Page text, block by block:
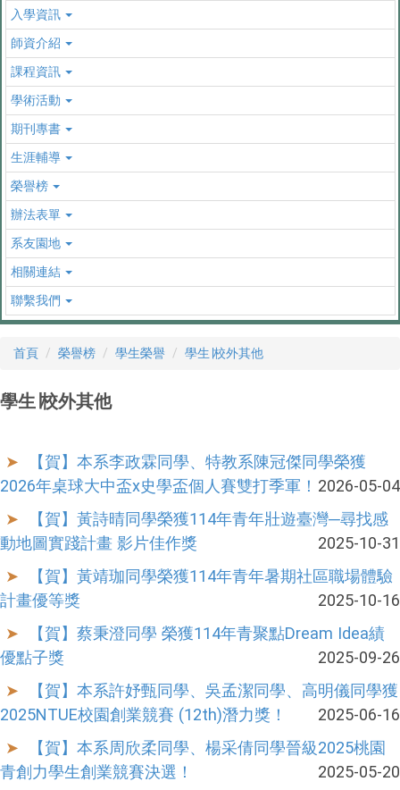
入學資訊
師資介紹
課程資訊
學術活動
期刊專書
生涯輔導
榮譽榜
辦法表單
系友園地
相關連結
聯繫我們
首頁 榮譽榜 學生榮譽 學生∣校外其他
學生∣校外其他
【賀】本系李政霖同學、特教系陳冠傑同學榮獲
2026年桌球大中盃x史學盃個人賽雙打季軍！ 2026-05-04
【賀】黃詩晴同學榮獲114年青年壯遊臺灣─尋找感
動地圖實踐計畫 影片佳作獎
2025-10-31
【賀】黃靖珈同學榮獲114年青年暑期社區職場體驗
計畫優等獎
2025-10-16
【賀】蔡秉澄同學 榮獲114年青聚點Dream Idea績
優點子獎
2025-09-26
【賀】本系許妤甄同學、吳孟潔同學、高明儀同學獲
2025NTUE校園創業競賽 (12th)潛力獎！
2025-06-16
【賀】本系周欣柔同學、楊采倩同學晉級2025桃園
青創力學生創業競賽決選！
2025-05-20